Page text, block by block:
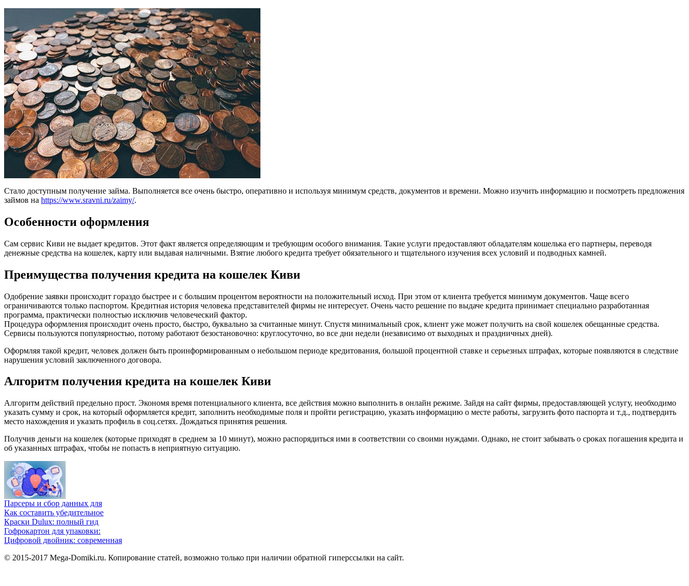
Стало доступным получение займа. Выполняется все очень быстро, оперативно и используя минимум средств, документов и времени. Можно изучить информацию и посмотреть предложения
займов на https://www.sravni.ru/zaimy/.
Особенности оформления
Сам сервис Киви не выдает кредитов. Этот факт является определяющим и требующим особого внимания. Такие услуги предоставляют обладателям кошелька его партнеры, переводя
денежные средства на кошелек, карту или выдавая наличными. Взятие любого кредита требует обязательного и тщательного изучения всех условий и подводных камней.
Преимущества получения кредита на кошелек Киви
Одобрение заявки происходит гораздо быстрее и с большим процентом вероятности на положительный исход. При этом от клиента требуется минимум документов. Чаще всего
ограничиваются только паспортом. Кредитная история человека представителей фирмы не интересует. Очень часто решение по выдаче кредита принимает специально разработанная
программа, практически полностью исключив человеческий фактор.
Процедура оформления происходит очень просто, быстро, буквально за считанные минут. Спустя минимальный срок, клиент уже может получить на свой кошелек обещанные средства.
Сервисы пользуются популярностью, потому работают безостановочно: круглосуточно, во все дни недели (независимо от выходных и праздничных дней).
Оформляя такой кредит, человек должен быть проинформированным о небольшом периоде кредитования, большой процентной ставке и серьезных штрафах, которые появляются в следствие
нарушения условий заключенного договора.
Алгоритм получения кредита на кошелек Киви
Алгоритм действий предельно прост. Экономя время потенциального клиента, все действия можно выполнить в онлайн режиме. Зайдя на сайт фирмы, предоставляющей услугу, необходимо
указать сумму и срок, на который оформляется кредит, заполнить необходимые поля и пройти регистрацию, указать информацию о месте работы, загрузить фото паспорта и т.д., подтвердить
место нахождения и указать профиль в соц.сетях. Дождаться принятия решения.
Получив деньги на кошелек (которые приходят в среднем за 10 минут), можно распорядиться ими в соответствии со своими нуждами. Однако, не стоит забывать о сроках погашения кредита и
об указанных штрафах, чтобы не попасть в неприятную ситуацию.
Парсеры и сбор данных для
Как составить убедительное
Краски Dulux: полный гид
Гофрокартон для упаковки:
Цифровой двойник: современная
© 2015-2017 Mega-Domiki.ru. Копирование статей, возможно только при наличии обратной гиперссылки на сайт.